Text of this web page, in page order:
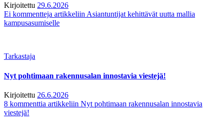
Kirjoitettu 29.6.2026
Ei kommentteja artikkeliin Asiantuntijat kehittävät uutta mallia
kampusasumiselle
Tarkastaja
Nyt pohtimaan rakennusalan innostavia viestejä!
Kirjoitettu 26.6.2026
8 kommenttia artikkeliin Nyt pohtimaan rakennusalan innostavia
viestejä!